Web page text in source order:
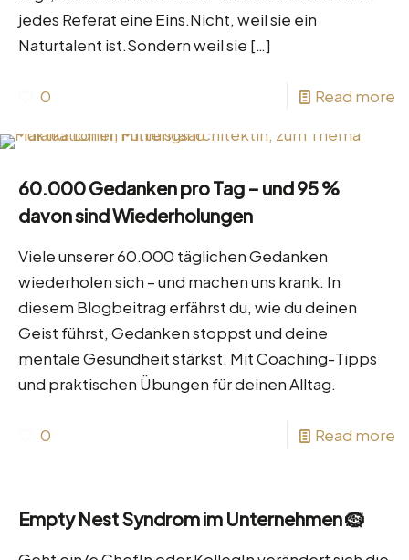
jedes Referat eine Eins.Nicht, weil sie ein
Naturtalent ist.Sondern weil sie […]
0 Read more
60.000 Gedanken pro Tag – und 95 %
davon sind Wiederholungen
Viele unserer 60.000 täglichen Gedanken
wiederholen sich – und machen uns krank. In
diesem Blogbeitrag erfährst du, wie du deinen
Geist führst, Gedanken stoppst und deine
mentale Gesundheit stärkst. Mit Coaching-Tipps
und praktischen Übungen für deinen Alltag.
0 Read more
Empty Nest Syndrom im Unternehmen 🪹